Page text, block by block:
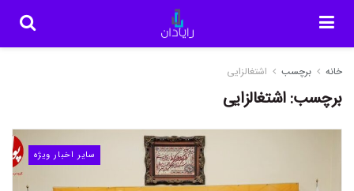
خانه برچسب اشتغالزایی
برچسب:اشتغالزایی
سایر اخبار ویژه